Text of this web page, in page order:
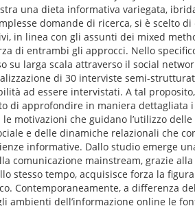
una dieta informativa variegata,
domande di ricerca, si è scelto
in linea con gli assunti dei mixed
di entrambi gli approcci. Nello
larga scala attraverso il social
di 30 interviste semi-
ad essere intervistati. A tal
di approfondire in maniera
motivazioni che guidano l’utilizzo
e delle dinamiche relazionali che
informative. Dallo studio emerge
comunicazione mainstream, grazie
stesso tempo, acquisisce forza la
Contemporaneamente, a differenza
ambienti dell’informazione online le